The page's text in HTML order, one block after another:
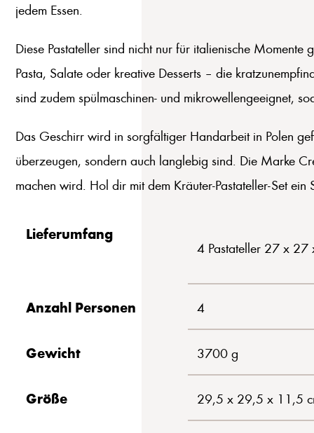
jedem Essen.
Diese Pastateller sind nicht nur für italienische
Pasta, Salate oder kreative Desserts – die
sind zudem spülmaschinen- und mikrowellengeeignet,
Das Geschirr wird in sorgfältiger Handarbeit in Polen
überzeugen, sondern auch langlebig sind. Die Marke
machen wird. Hol dir mit dem Kräuter-Pastateller-Set ein
Lieferumfang
4 Pastateller 27 x
Anzahl Personen 4
Gewicht 3700 g
Größe 29,5 x 29,5 x 11,5